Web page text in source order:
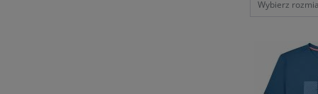
Wybierz